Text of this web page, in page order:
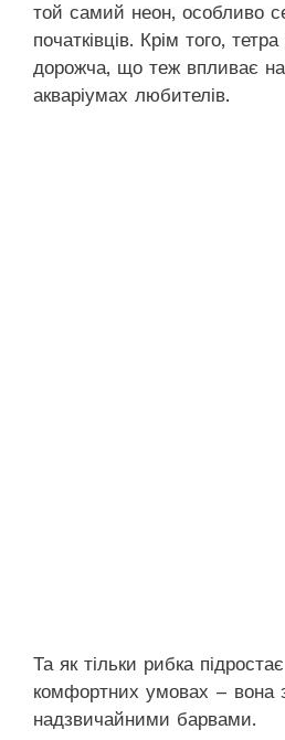
той самий неон, особливо
початківців. Крім того,
дорожча, що теж впливає на
акваріумах любителів.
Та як тільки рибка
комфортних умовах – вона
надзвичайними барвами.